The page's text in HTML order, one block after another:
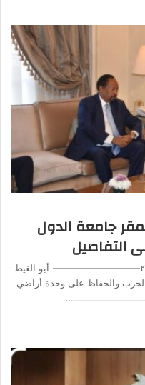
جامعة الدول
التفاصيل
خبر صحفي—————————٢٠٢٤/٣/١٠—————————-‎ أبو الغيط
والحفاظ على وحدة أراضي